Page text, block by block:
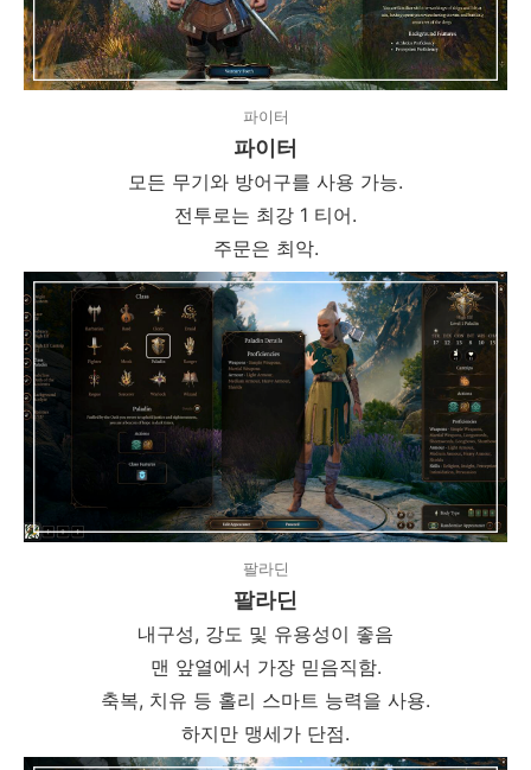
파이터
파이터
모든 무기와 방어구를 사용 가능.
전투로는 최강 1 티어.
주문은 최악.
팔라딘
팔라딘
내구성, 강도 및 유용성이 좋음
맨 앞열에서 가장 믿음직함.
축복, 치유 등 홀리 스마트 능력을 사용.
하지만 맹세가 단점.